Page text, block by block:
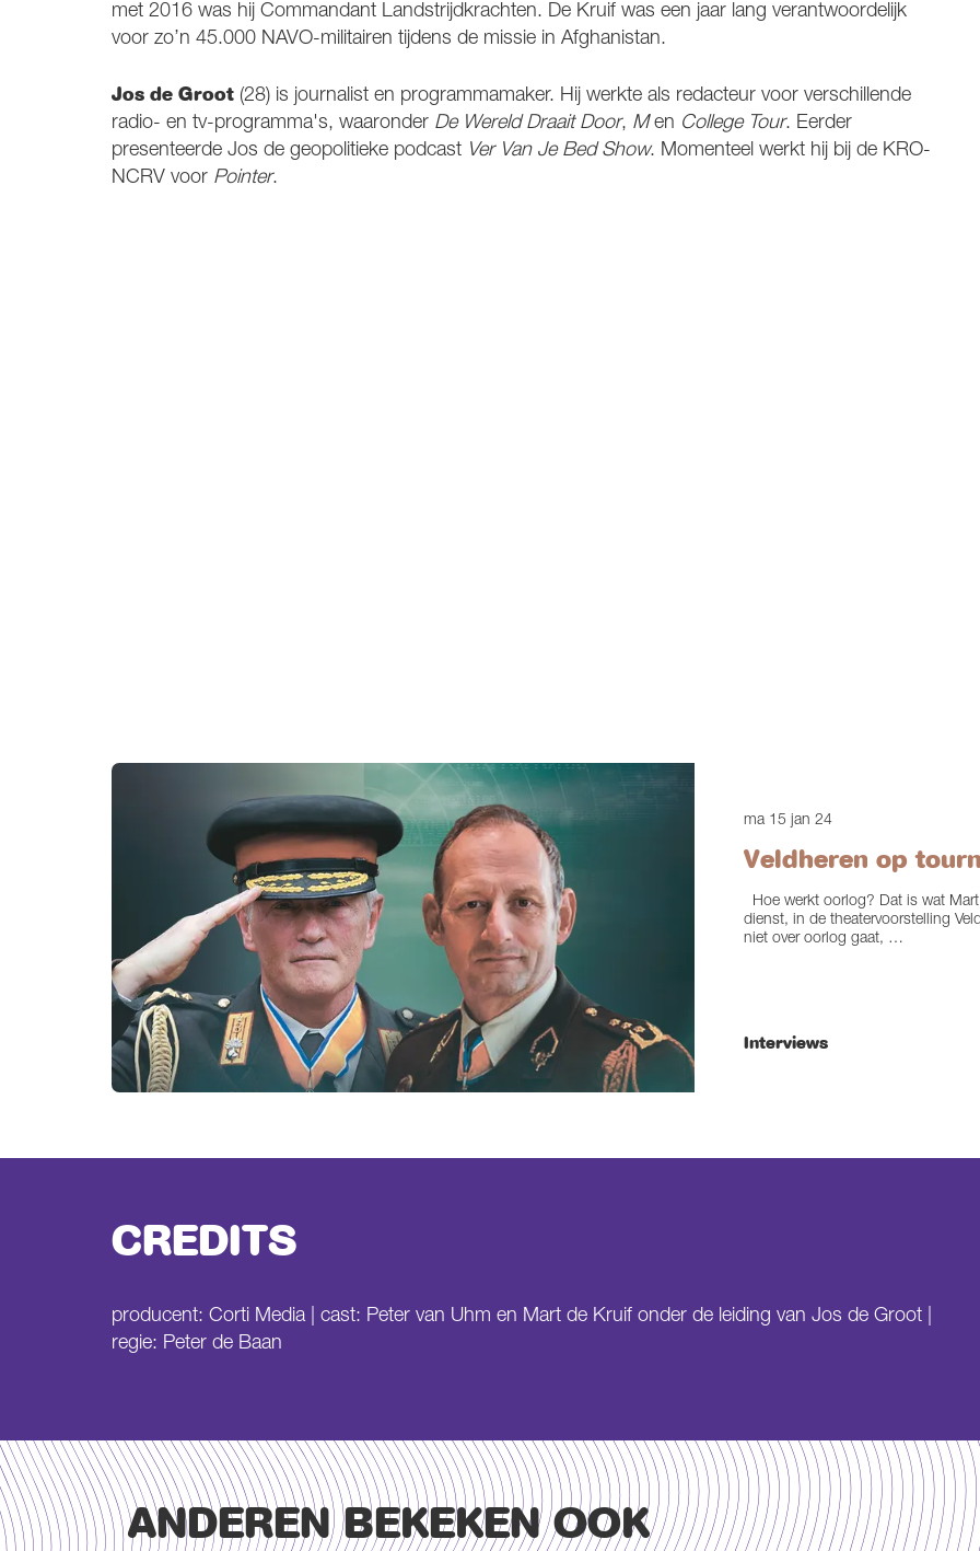
met 2016 was hij Commandant Landstrijdkrachten. De Kruif was een jaar lang verantwoordelijk
voor zo’n 45.000 NAVO-militairen tijdens de missie in Afghanistan.
Jos de Groot (28) is journalist en programmamaker. Hij werkte als redacteur voor verschillende
radio- en tv-programma's, waaronder De Wereld Draait Door, Men College Tour. Eerder
presenteerde Jos de geopolitieke podcast Ver Van Je Bed Show. Momenteel werkt hij bij de KRO-
NCRV voor Pointer.
ma 15 jan 24
Veldheren op
Hoe werkt oorlog? Dat is wat
dienst, in de theatervoorstelling
niet over oorlog gaat, …
Interviews
CREDITS
producent: Corti Media | cast: Peter van Uhm en Mart de Kruif onder de leiding van Jos de Groot |
regie: Peter de Baan
ANDEREN BEKEKEN OOK